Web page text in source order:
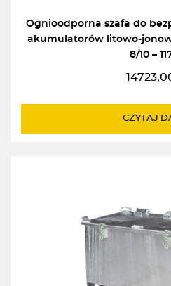
Ognioodporna szafa do
akumulatorów litowo-
8/10 –
CZYTAJ